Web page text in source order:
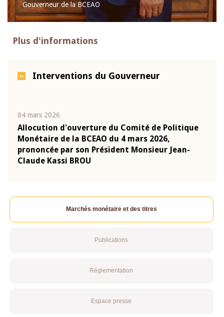
Gouverneur de la BCEAO
Plus d'informations
Interventions du Gouverneur
04 mars 2026
Allocution d'ouverture du Comité de Politique
Monétaire de la BCEAO du 4 mars 2026,
prononcée par son Président Monsieur Jean-
Claude Kassi BROU
Marchés monétaire et des titres
Publications
Réglementation
Espace presse